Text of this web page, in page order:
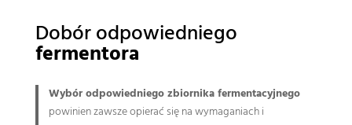
Dobór odpowiedniego
fermentora
Wybór odpowiedniego zbiornika fermentacyjnego
powinien zawsze opierać się na wymaganiach i